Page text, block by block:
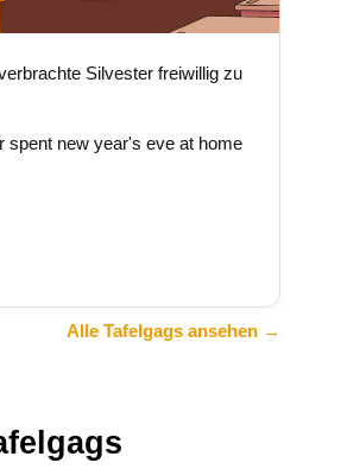
Silvester freiwillig zu
spent new year's eve at home
Alle Tafelgags ansehen →